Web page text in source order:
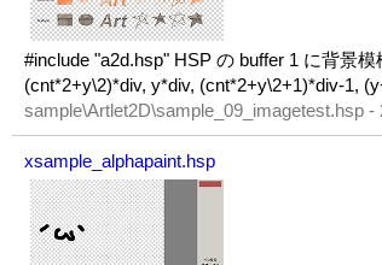
#include "a2d.hsp" HSP の buffer 1 に背景
(cnt*2+y\2)*div, y*div, (cnt*2+y\2+1)*div-1,
sample\Artlet2D\sample_09_imagetest.hsp -
xsample_alphapaint.hsp